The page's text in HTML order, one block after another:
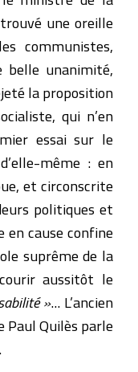
une oreille
communistes,
belle unanimité,
la proposition
qui n’en
essai sur le
même : en
et circonscrite
politiques et
cause confine
suprême de la
aussitôt le
»... L’ancien
Paul Quilès parle